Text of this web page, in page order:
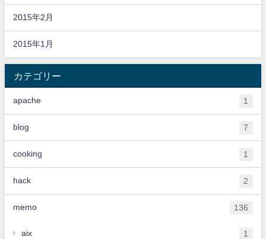
2015年2月
2015年1月
カテゴリー
apache 1
blog 7
cooking 1
hack 2
memo 136
aix 1